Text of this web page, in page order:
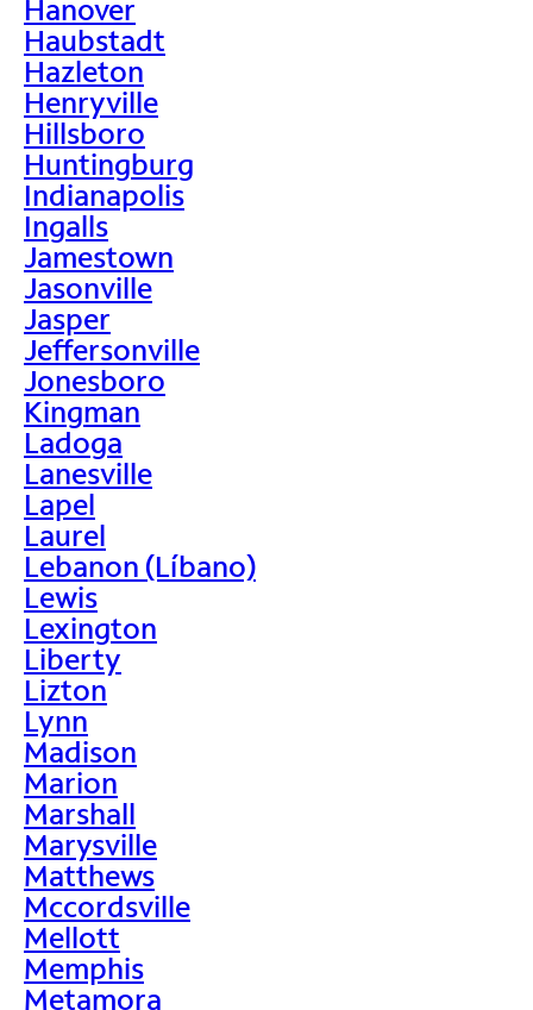
Hanover
Haubstadt
Hazleton
Henryville
Hillsboro
Huntingburg
Indianapolis
Ingalls
Jamestown
Jasonville
Jasper
Jeffersonville
Jonesboro
Kingman
Ladoga
Lanesville
Lapel
Laurel
Lebanon (Líbano)
Lewis
Lexington
Liberty
Lizton
Lynn
Madison
Marion
Marshall
Marysville
Matthews
Mccordsville
Mellott
Memphis
Metamora